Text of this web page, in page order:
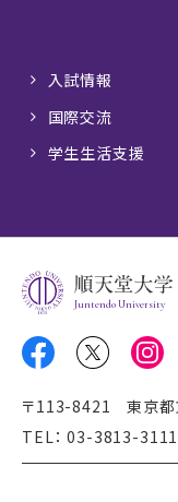
入試情報
国際交流
学生生活支援
Juntendo University
〒113-8421 東京都
TEL： 03-3813-3111